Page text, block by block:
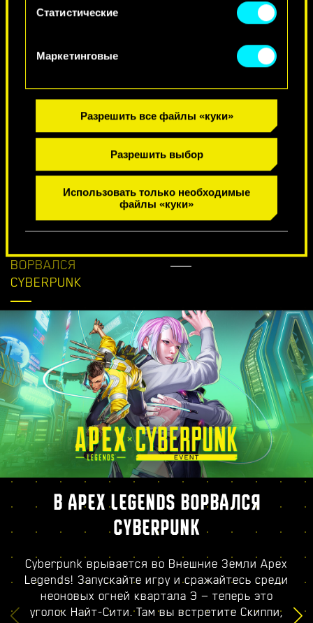
связанные с ними параметры можно в меню
Статистические
Маркетинговые
Разрешить все файлы «куки»
Разрешить выбор
Использовать только необходимые
файлы «куки»
ВОРВАЛСЯ
CYBERPUNK
В APEX LEGENDS ВОРВАЛСЯ
CYBERPUNK
Cyberpunk врывается во Внешние Земли Apex
Legends! Запускайте игру и сражайтесь среди
неоновых огней квартала Э — теперь это
уголок Найт-Сити. Там вы встретите Скиппи,